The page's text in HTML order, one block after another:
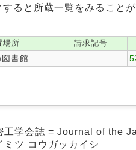
ると所蔵一覧をみることが
場所 請求記号
書館
工学会誌 = Journal of the
ミツ コウガッカイシ